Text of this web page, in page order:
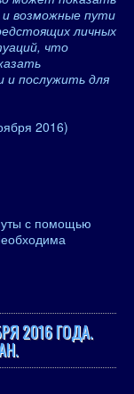
возможные пути
личных
что
и послужить для
2016)
с помощью
2016 ГОДА.